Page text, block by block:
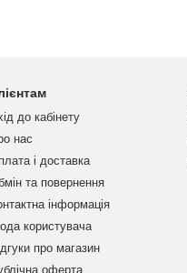
до кабінету
нас
і доставка
та повернення
інформація
користувача
про магазин
оферта